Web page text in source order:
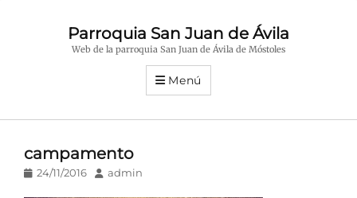
Parroquia San Juan de Ávila
Web de la parroquia San Juan de Ávila de Móstoles
Menú
campamento
Publicado
24/11/2016 Autor
admin